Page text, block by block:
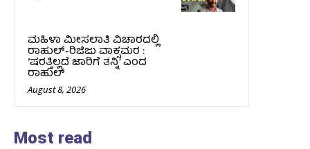
ಮಹಿಳಾ ಮೀಸಲಾತಿ ವಿಚಾರದಲ್ಲಿ
ರಾಹುಲ್‌-ರಿಜಿಜು ವಾಕ್ಸಮರ :
‘ಷರತ್ತಿಲ್ಲದೆ ಜಾರಿಗೆ ತನ್ನಿ’ ಎಂದ
ರಾಹುಲ್‌
August 8, 2026
Most read